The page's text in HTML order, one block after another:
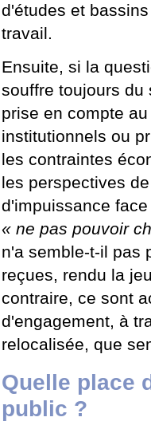
d'études et
travail.
Ensuite, si la
souffre toujours du
prise en compte
institutionnels ou
les contraintes
les perspectives
d'impuissance
« ne pas pouvoir
n'a semble-t-il pas
reçues, rendu la
contraire, ce sont
d'engagement, à
relocalisée, que
Quelle place
public ?